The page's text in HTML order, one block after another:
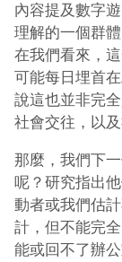
內容提及數字
理解的一個群
在我們看來，
可能每日埋首
說這也並非完
社會交往，以
那麼，我們下
呢？研究指出
動者或我們估
計，但不能完
能或回不了辦